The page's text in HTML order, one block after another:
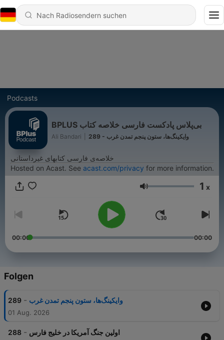
Podcasts
‌BPLUS بی‌پلاس پادکست فارسی خلاصه کتاب
Ali Bandari 289 - وایکینگ‌ها، ستون پنجم تمدن غرب
خلاصه‌ی فارسی کتابهای غیرداستانی
Hosted on Acast. See acast.com/privacy for more information.
Lautstärke 1 x
00:00 00:00
Folgen
289 - وایکینگ‌ها، ستون پنجم تمدن غرب
01 Aug. 2026
288 - اولین جنگ آمریکا در خلیج فارس